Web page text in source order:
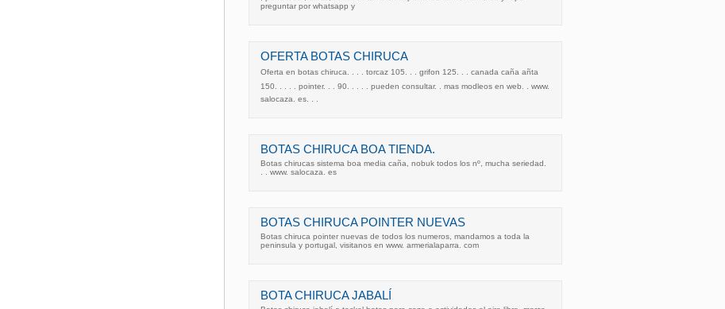
preguntar por whatsapp y
OFERTA BOTAS CHIRUCA
Oferta en botas chiruca. . . . torcaz 105. . . grifon 125. . . canada caña añta
150. . . . . pointer. . . 90. . . . . pueden consultar. . mas modleos en web. . www.
salocaza. es. . .
BOTAS CHIRUCA BOA TIENDA.
Botas chirucas sistema boa media caña, nobuk todos los nº, mucha seriedad.
. . www. salocaza. es
BOTAS CHIRUCA POINTER NUEVAS
Botas chiruca pointer nuevas de todos los numeros, mandamos a toda la
peninsula y portugal, visitanos en www. armerialaparra. com
BOTA CHIRUCA JABALÍ